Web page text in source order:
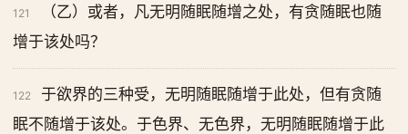
121
（乙）或者，凡无明随眠随增之处，有贪随眠也随
增于该处吗？
122
于欲界的三种受，无明随眠随增于此处，但有贪随
眠不随增于该处。于色界、无色界，无明随眠随增于此